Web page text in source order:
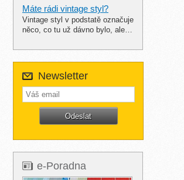
Máte rádi vintage styl?
Vintage styl v podstatě označuje
něco, co tu už dávno bylo, ale…
Newsletter
e-Poradna